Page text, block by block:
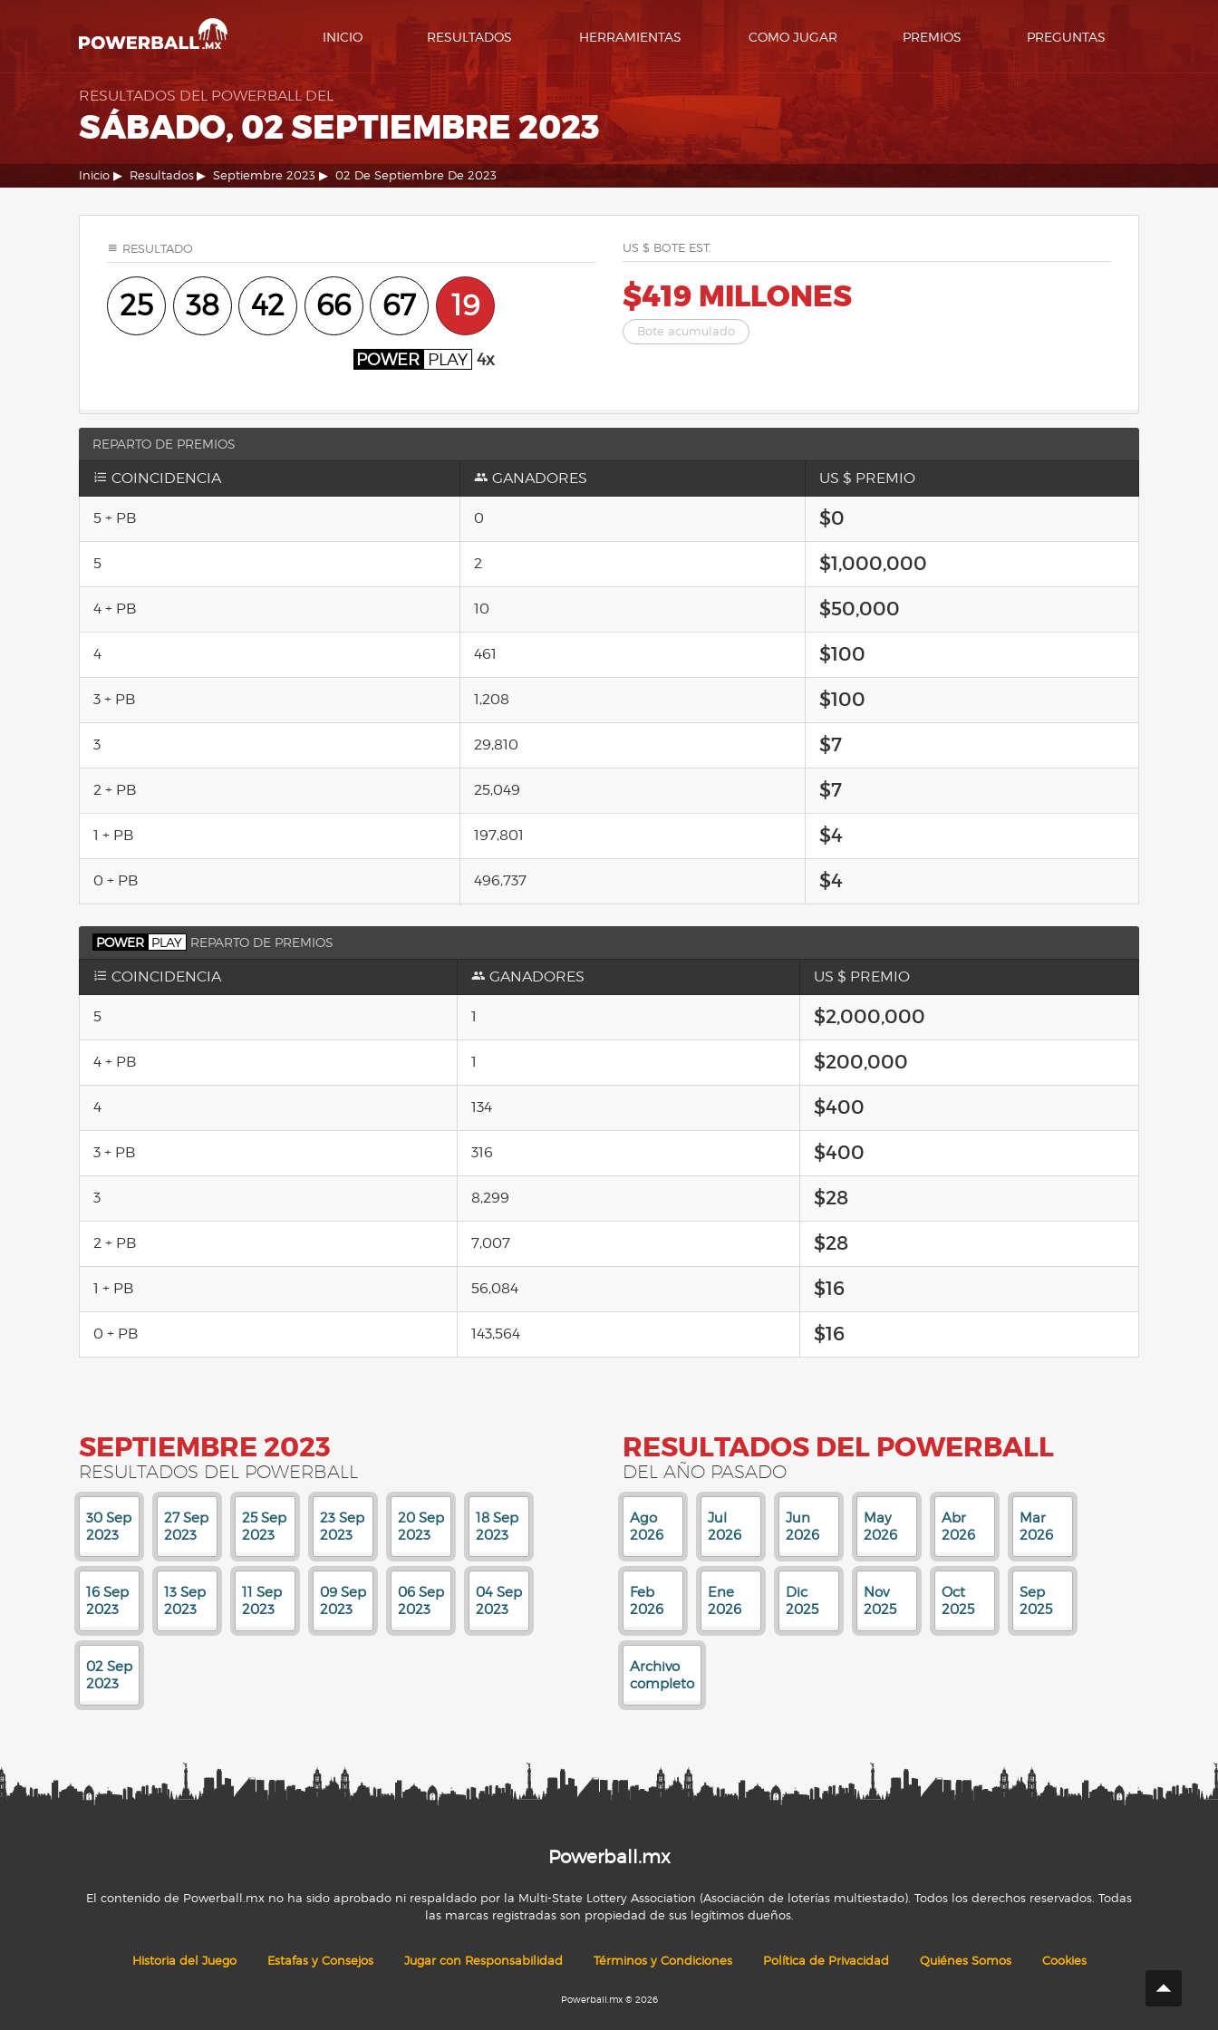
INICIO RESULTADOS HERRAMIENTAS COMO JUGAR PREMIOS PREGUNTAS
RESULTADOS DEL POWERBALL DEL
SÁBADO, 02 SEPTIEMBRE 2023
Inicio Resultados Septiembre 2023 02 De Septiembre De 2023
RESULTADO
25 38 42 66 67 19
POWER PLAY 4x
US $ BOTE EST.
$419 MILLONES
Bote acumulado
REPARTO DE PREMIOS
COINCIDENCIA GANADORES US $ PREMIO
5 + PB 0 $0
5 2 $1,000,000
4 + PB 10 $50,000
4 461 $100
3 + PB 1,208 $100
3 29,810 $7
2 + PB 25,049 $7
1 + PB 197,801 $4
0 + PB 496,737 $4
POWER PLAY REPARTO DE PREMIOS
COINCIDENCIA GANADORES US $ PREMIO
5 1 $2,000,000
4 + PB 1 $200,000
4 134 $400
3 + PB 316 $400
3 8,299 $28
2 + PB 7,007 $28
1 + PB 56,084 $16
0 + PB 143,564 $16
SEPTIEMBRE 2023
RESULTADOS DEL POWERBALL
30 Sep
2023
27 Sep
2023
25 Sep
2023
23 Sep
2023
20 Sep
2023
18 Sep
2023
16 Sep
2023
13 Sep
2023
11 Sep
2023
09 Sep
2023
06 Sep
2023
04 Sep
2023
02 Sep
2023
RESULTADOS DEL POWERBALL
DEL AÑO PASADO
Ago
2026
Jul
2026
Jun
2026
May
2026
Abr
2026
Mar
2026
Feb
2026
Ene
2026
Dic
2025
Nov
2025
Oct
2025
Sep
2025
Archivo
completo
Powerball.mx
El contenido de Powerball.mx no ha sido aprobado ni respaldado por la Multi-State Lottery Association (Asociación de loterías multiestado). Todos los derechos reservados. Todas
las marcas registradas son propiedad de sus legítimos dueños.
Historia del Juego Estafas y Consejos Jugar con Responsabilidad Términos y Condiciones Política de Privacidad Quiénes Somos Cookies
Powerball.mx © 2026